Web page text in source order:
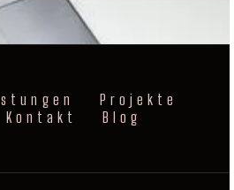
Projekte
Kontakt Blog